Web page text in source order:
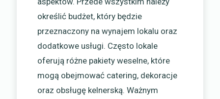
określić budżet, który będzie
przeznaczony na wynajem lokalu oraz
dodatkowe usługi. Często lokale
oferują różne pakiety weselne, które
mogą obejmować catering, dekoracje
oraz obsługę kelnerską. Ważnym